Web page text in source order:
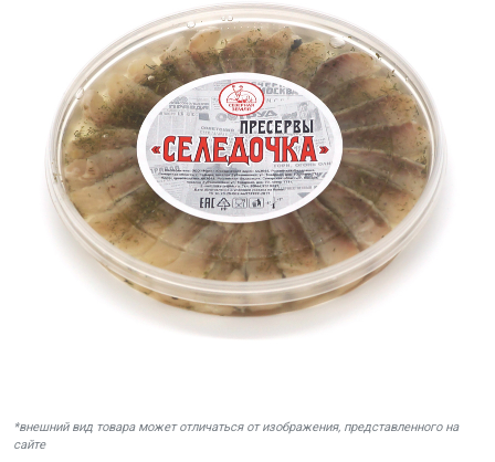
*внешний вид товара может отличаться от изображения, представленного на
сайте